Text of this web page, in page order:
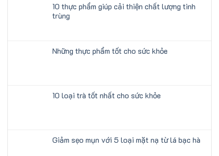
10 thực phẩm giúp cải thiện chất lượng tinh
trùng
Những thực phẩm tốt cho sức khỏe
10 loại trà tốt nhất cho sức khỏe
Giảm sẹo mụn với 5 loại mặt nạ từ lá bạc hà